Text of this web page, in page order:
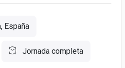
España
Jornada completa